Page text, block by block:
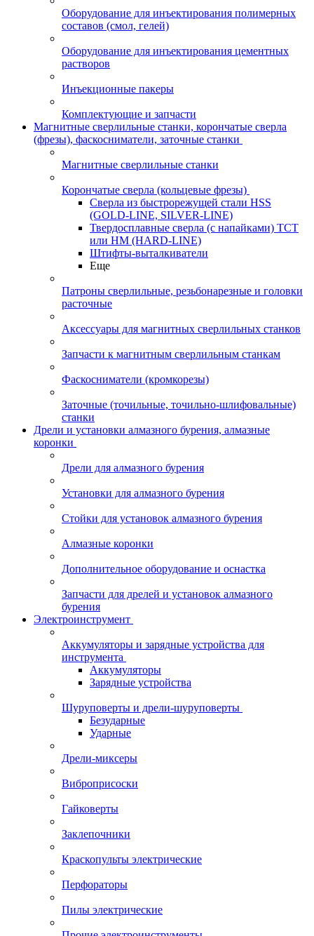
Оборудование для инъектирования полимерных
составов (смол, гелей)
Оборудование для инъектирования цементных
растворов
Инъекционные пакеры
Комплектующие и запчасти
Магнитные сверлильные станки, корончатые сверла
(фрезы), фаскосниматели, заточные станки
Магнитные сверлильные станки
Корончатые сверла (кольцевые фрезы)
Сверла из быстрорежущей стали HSS
(GOLD-LINE, SILVER-LINE)
Твердосплавные сверла (с напайками) ТСТ
или HM (HARD-LINE)
Штифты-выталкиватели
Еще
Патроны сверлильные, резьбонарезные и головки
расточные
Аксессуары для магнитных сверлильных станков
Запчасти к магнитным сверлильным станкам
Фаскосниматели (кромкорезы)
Заточные (точильные, точильно-шлифовальные)
станки
Дрели и установки алмазного бурения, алмазные
коронки
Дрели для алмазного бурения
Установки для алмазного бурения
Стойки для установок алмазного бурения
Алмазные коронки
Дополнительное оборудование и оснастка
Запчасти для дрелей и установок алмазного
бурения
Электроинструмент
Аккумуляторы и зарядные устройства для
инструмента
Аккумуляторы
Зарядные устройства
Шуруповерты и дрели-шуруповерты
Безударные
Ударные
Дрели-миксеры
Виброприсоски
Гайковерты
Заклепочники
Краскопульты электрические
Перфораторы
Пилы электрические